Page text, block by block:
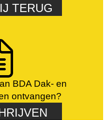
TERUG
BDA Dak- en
ontvangen?